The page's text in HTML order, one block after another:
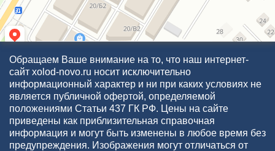
Обращаем Ваше внимание на то, что наш интернет-
сайт xolod-novo.ru носит исключительно
информационный характер и ни при каких условиях не
является публичной офертой, определяемой
положениями Статьи 437 ГК РФ. Цены на сайте
приведены как приблизительная справочная
информация и могут быть изменены в любое время без
предупреждения. Изображения могут отличаться от